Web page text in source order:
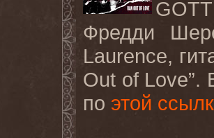
Фредди
Laurence,
Out of Love”.
по этой